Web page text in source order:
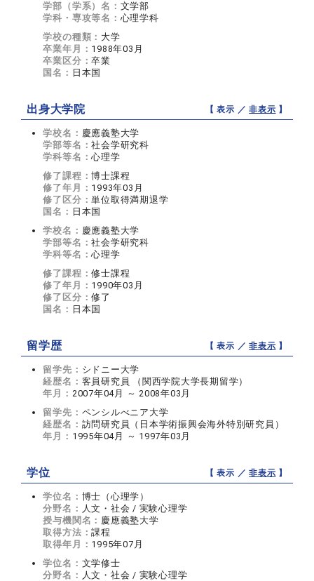
学部（学系）名： 文学部
学科・専攻等名： 心理学科
学校の種類： 大学
卒業年月： 1988年03月
卒業区分：卒業
国名： 日本国
出身大学院 【 表示 ／非表示 】
学校名： 慶應義塾大学
学部等名：社会学研究科
学科等名：心理学
修了課程：博士課程
修了年月： 1993年03月
修了区分：単位取得満期退学
国名： 日本国
学校名： 慶應義塾大学
学部等名：社会学研究科
学科等名：心理学
修了課程：修士課程
修了年月： 1990年03月
修了区分：修了
国名： 日本国
留学歴 【 表示 ／非表示 】
留学先： シドニー大学
経歴名： 客員研究員 （関西学院大学長期留学）
年月： 2007年04月 ～ 2008年03月
留学先： ペンシルべニア大学
経歴名： 訪問研究員（日本学術振興会海外特別研究員）
年月： 1995年04月 ～ 1997年03月
学位 【 表示 ／非表示 】
学位名： 博士（心理学）
分野名： 人文・社会 / 実験心理学
授与機関名： 慶應義塾大学
取得方法：課程
取得年月： 1995年07月
学位名： 文学修士
分野名： 人文・社会 / 実験心理学